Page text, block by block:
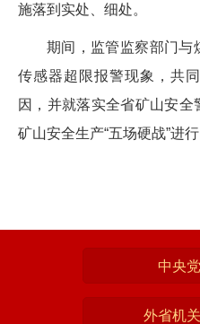
施落到实处、细处。
期间，监管监察部门与
传感器超限报警现象，共
因，并就落实全省矿山安
矿山安全生产“五场硬战”进
中央
外省机